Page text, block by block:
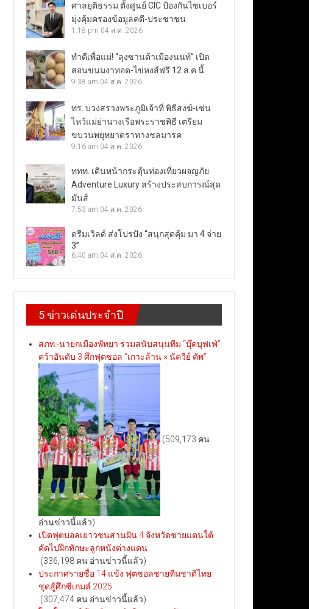
ศาลยุติธรรม ตั้งศูนย์ CIC ป้องกันไซเบอร์
มุ่งคุ้มครองข้อมูลคดี-ประชาชน
1:18 pm 04 ส.ค. 2026
ทำดีเพื่อแม่! “ลุงซานต้าเมืองนนท์” เปิด
สอนขนมงาทอด-ไข่หงส์ฟรี 12 ส.ค.นี้
9:38 am 04 ส.ค. 2026
ทร. บวงสรวงพระภูมิเจ้าที่ พิธีสงฆ์-เซ่น
ไหว้แม่ย่านางเรือพระราชพิธี เตรียม
ขบวนพยุหยาตราทางชลมารค
9:16 am 04 ส.ค. 2026
ททท. เดินหน้ากระตุ้นท่องเที่ยวผจญภัย
Adventure Luxury สร้างประสบการณ์สุด
มันส์
7:53 am 04 ส.ค. 2026
ดรีมเวิลด์ ส่งโปรปัง “สนุกสุดคุ้ม มา 4 จ่าย
3”
6:40 am 04 ส.ค. 2026
5 ข่าวเด่นประจำปี
สภท.-นายกเมืองพัทยา ร่วมสนับสนุนทีม “บุ๊คบุฟเฟ่”
คว้าอันดับ 3 ศึกฟุตซอล “เกาะล้าน × นัควีย์ คัพ”
(509,173 คน
อ่านข่าวนี้แล้ว)
เปิดฟุตบอลเยาวชนสานฝัน 4 จังหวัดชายแดนใต้
คัดไปฝึกทักษะลูกหนังต่างแดน
(336,198 คน อ่านข่าวนี้แล้ว)
ประกาศรายชื่อ 14 แข้ง ฟุตซอลชายทีมชาติไทย
ชุดสู้ศึกซีเกมส์ 2025
(307,474 คน อ่านข่าวนี้แล้ว)